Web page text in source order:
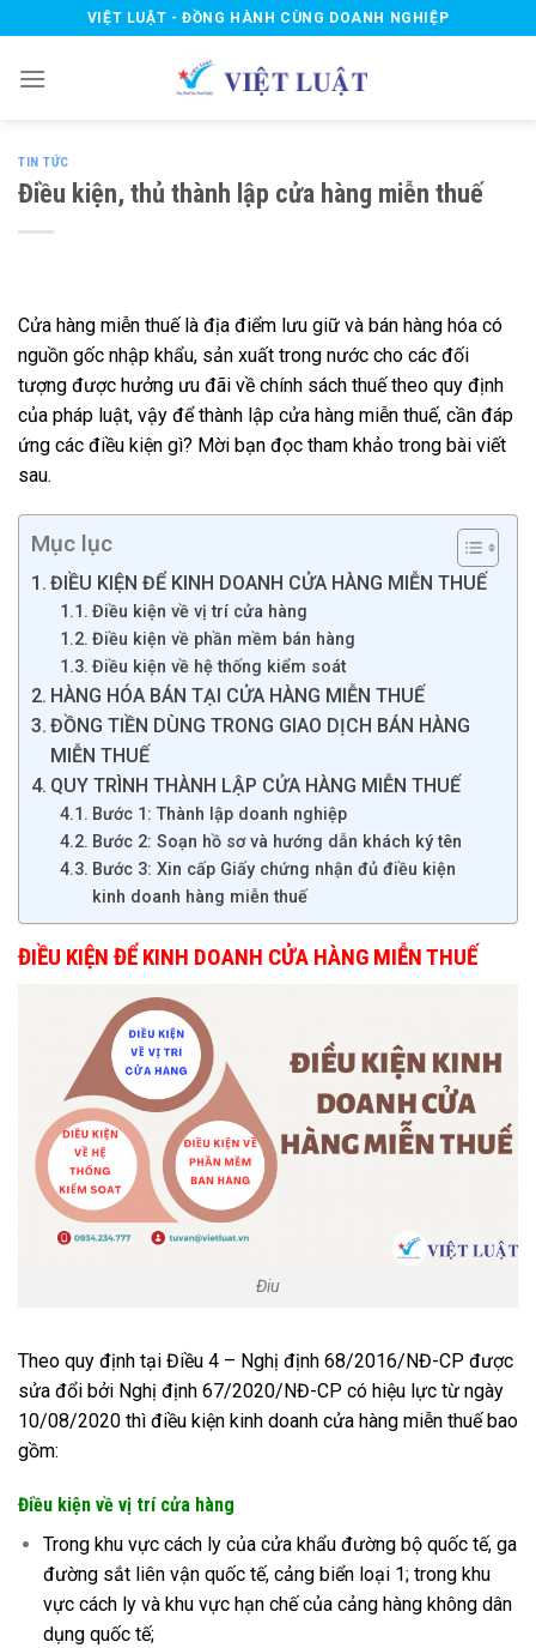
to
content
VIỆT LUẬT - ĐỒNG HÀNH CÙNG DOANH NGHIỆP
TIN TỨC
Điều kiện, thủ thành lập cửa hàng miễn thuế
Cửa hàng miễn thuế là địa điểm lưu giữ và bán hàng hóa có
nguồn gốc nhập khẩu, sản xuất trong nước cho các đối
tượng được hưởng ưu đãi về chính sách thuế theo quy định
của pháp luật, vậy để thành lập cửa hàng miễn thuế, cần đáp
ứng các điều kiện gì? Mời bạn đọc tham khảo trong bài viết
sau.
Mục lục
ĐIỀU KIỆN ĐỂ KINH DOANH CỬA HÀNG MIỄN THUẾ
Điều kiện về vị trí cửa hàng
Điều kiện về phần mềm bán hàng
Điều kiện về hệ thống kiểm soát
HÀNG HÓA BÁN TẠI CỬA HÀNG MIỄN THUẾ
ĐỒNG TIỀN DÙNG TRONG GIAO DỊCH BÁN HÀNG
MIỄN THUẾ
QUY TRÌNH THÀNH LẬP CỬA HÀNG MIỄN THUẾ
Bước 1: Thành lập doanh nghiệp
Bước 2: Soạn hồ sơ và hướng dẫn khách ký tên
Bước 3: Xin cấp Giấy chứng nhận đủ điều kiện
kinh doanh hàng miễn thuế
ĐIỀU KIỆN ĐỂ KINH DOANH CỬA HÀNG MIỄN THUẾ
Điu
Theo quy định tại Điều 4 – Nghị định 68/2016/NĐ-CP được
sửa đổi bởi Nghị định 67/2020/NĐ-CP có hiệu lực từ ngày
10/08/2020 thì điều kiện kinh doanh cửa hàng miễn thuế bao
gồm:
Điều kiện về vị trí cửa hàng
Trong khu vực cách ly của cửa khẩu đường bộ quốc tế, ga
đường sắt liên vận quốc tế, cảng biển loại 1; trong khu
vực cách ly và khu vực hạn chế của cảng hàng không dân
dụng quốc tế;